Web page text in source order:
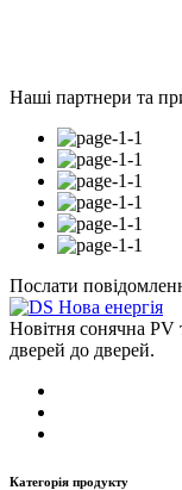
Наші партнери та
Послати
Новітня сонячна PV
дверей до дверей.
Категорія продукту